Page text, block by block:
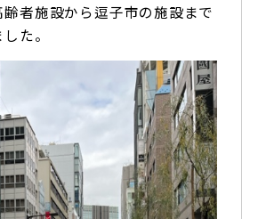
者施設から逗子市の施設まで
た。